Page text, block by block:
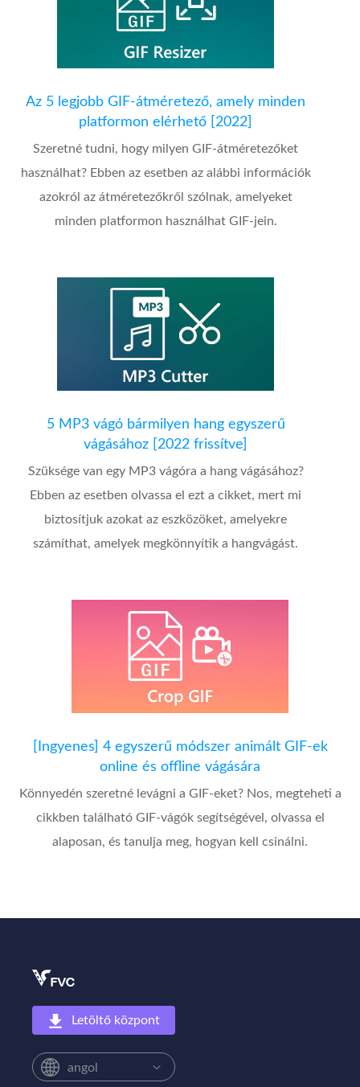
Az 5 legjobb GIF-átméretező, amely minden
platformon elérhető [2022]
Szeretné tudni, hogy milyen GIF-átméretezőket
használhat? Ebben az esetben az alábbi információk
azokról az átméretezőkről szólnak, amelyeket
minden platformon használhat GIF-jein.
5 MP3 vágó bármilyen hang egyszerű
vágásához [2022 frissítve]
Szüksége van egy MP3 vágóra a hang vágásához?
Ebben az esetben olvassa el ezt a cikket, mert mi
biztosítjuk azokat az eszközöket, amelyekre
számíthat, amelyek megkönnyítik a hangvágást.
[Ingyenes] 4 egyszerű módszer animált GIF-ek
online és offline vágására
Könnyedén szeretné levágni a GIF-eket? Nos, megteheti a
cikkben található GIF-vágók segítségével, olvassa el
alaposan, és tanulja meg, hogyan kell csinálni.
Letöltő központ
angol